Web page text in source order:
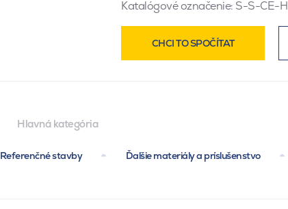
Katalógové označenie: S-S-CE-H
CHCI TO SPOČÍTAT
Hlavná kategória
Referenčné stavby Ďalšie materiály a príslušenstvo